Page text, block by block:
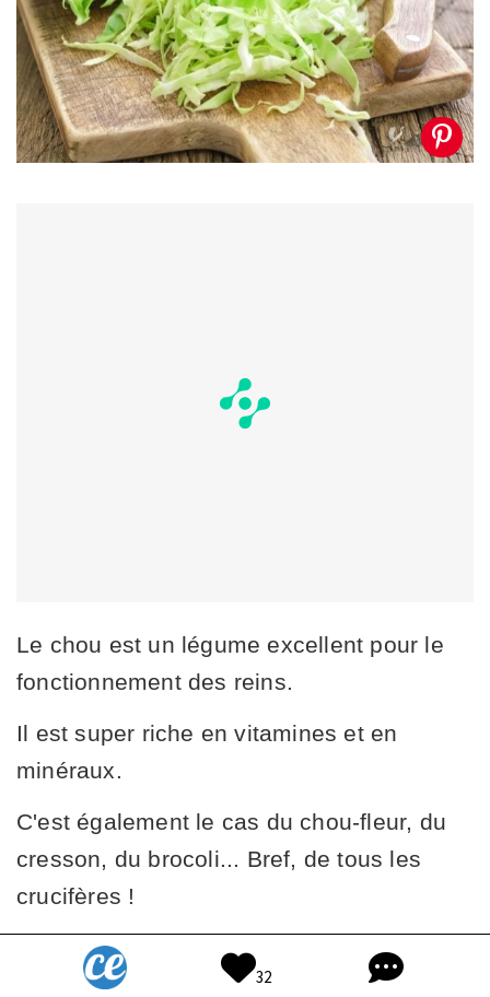
Le chou est un légume excellent pour le
fonctionnement des reins.
Il est super riche en vitamines et en
minéraux.
C'est également le cas du chou-fleur, du
cresson, du brocoli... Bref, de tous les
crucifères !
Par contre, le chou contient
peu de
potassium, phosphore et sodium.
32